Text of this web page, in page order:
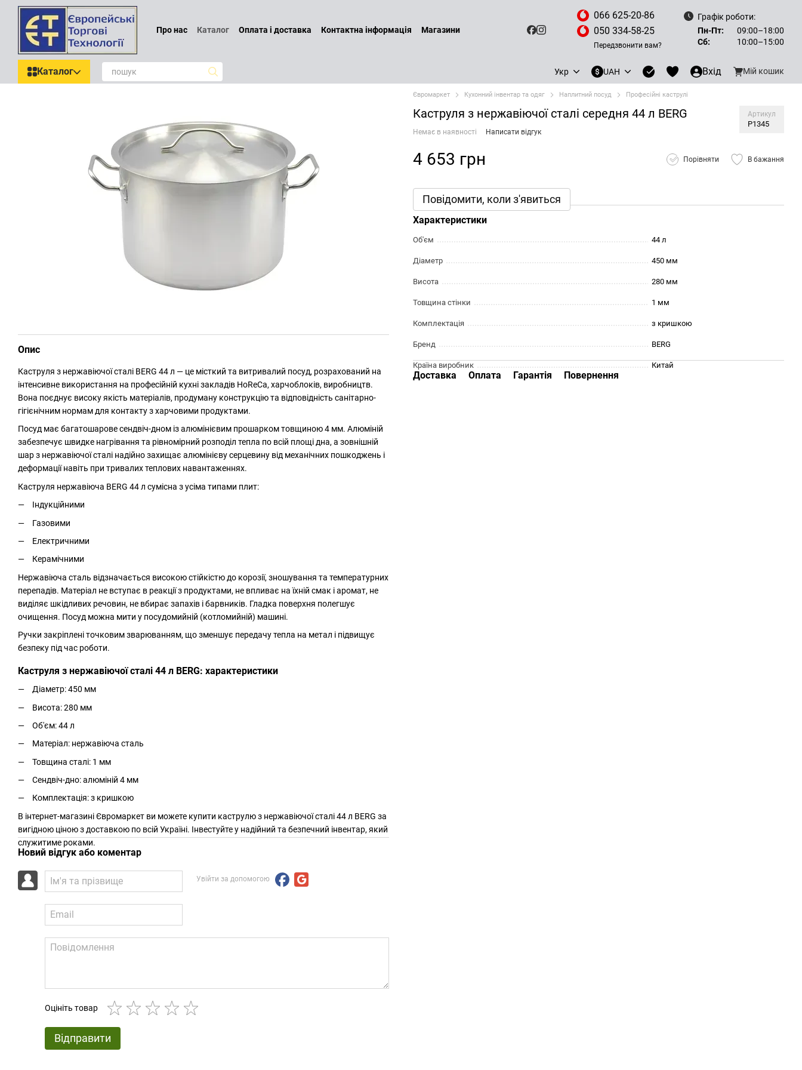
Перейти до основного контенту
Про нас Каталог Оплата і доставка Контактна інформація
Магазини
066 625-20-86
050 334-58-25
Передзвонити вам?
Графік роботи:
Пн-Пт:
09:00–18:00
Сб:
10:00–15:00
Каталог Укр UAH Вхід Мій кошик
Опис
Каструля з нержавіючої сталі BERG 44 л — це місткий та витривалий посуд, розрахований на
інтенсивне використання на професійній кухні закладів HoReCa, харчоблоків, виробництв.
Вона поєднує високу якість матеріалів, продуману конструкцію та відповідність санітарно-
гігієнічним нормам для контакту з харчовими продуктами.
Посуд має багатошарове сендвіч-дном із алюмінієвим прошарком товщиною 4 мм. Алюміній
забезпечує швидке нагрівання та рівномірний розподіл тепла по всій площі дна, а зовнішній
шар з нержавіючої сталі надійно захищає алюмінієву серцевину від механічних пошкоджень і
деформації навіть при тривалих теплових навантаженнях.
Каструля нержавіюча BERG 44 л сумісна з усіма типами плит:
Індукційними
Газовими
Електричними
Керамічними
Нержавіюча сталь відзначається високою стійкістю до корозії, зношування та температурних
перепадів. Матеріал не вступає в реакції з продуктами, не впливає на їхній смак і аромат, не
виділяє шкідливих речовин, не вбирає запахів і барвників. Гладка поверхня полегшує
очищення. Посуд можна мити у посудомийній (котломийній) машині.
Ручки закріплені точковим зварюванням, що зменшує передачу тепла на метал і підвищує
безпеку під час роботи.
Каструля з нержавіючої сталі 44 л BERG: характеристики
Діаметр: 450 мм
Висота: 280 мм
Об'єм: 44 л
Матеріал: нержавіюча сталь
Товщина сталі: 1 мм
Сендвіч-дно: алюміній 4 мм
Комплектація: з кришкою
В інтернет-магазині Євромаркет ви можете купити каструлю з нержавіючої сталі 44 л BERG за
вигідною ціною з доставкою по всій Україні. Інвестуйте у надійний та безпечний інвентар, який
служитиме роками.
Новий відгук або коментар
Увійти за допомогою
Оцініть товар
Відправити
Євромаркет Кухонний інвентар та одяг Наплитний посуд Професійні каструлі
Каструля з нержавіючої сталі середня 44 л BERG Артикул
P1345
Немає в наявності Написати відгук
4 653 грн Порівняти В бажання
Повідомити, коли з'явиться
Характеристики
Об'єм 44 л
Діаметр 450 мм
Висота 280 мм
Товщина стінки 1 мм
Комплектація з кришкою
Бренд BERG
Країна виробник Китай
Доставка Оплата Гарантія Повернення